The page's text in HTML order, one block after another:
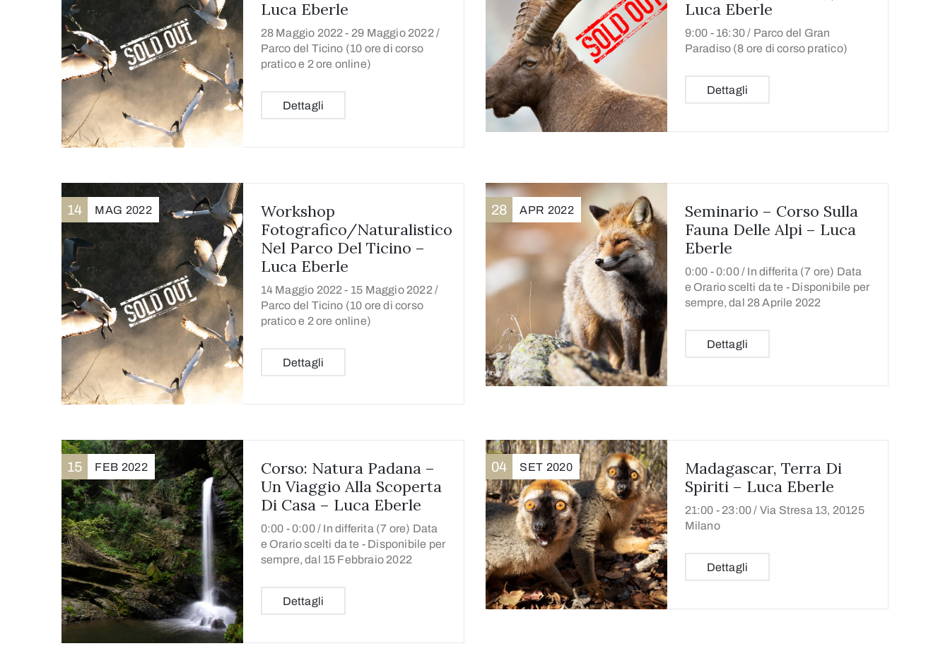
Luca Eberle
28 Maggio 2022 - 29 Maggio 2022 /
Parco del Ticino (10 ore di corso
pratico e 2 ore online)
Dettagli
Luca Eberle
9:00 - 16:30 / Parco del Gran
Paradiso (8 ore di corso pratico)
Dettagli
14 MAG 2022
Workshop
Fotografico/naturalistico
Nel Parco Del Ticino –
Luca Eberle
14 Maggio 2022 - 15 Maggio 2022 /
Parco del Ticino (10 ore di corso
pratico e 2 ore online)
Dettagli
28 APR 2022
Seminario – Corso Sulla
Fauna Delle Alpi – Luca
Eberle
0:00 -0:00 / In differita (7 ore) Data
e Orario scelti da te - Disponibile per
sempre, dal 28 Aprile 2022
Dettagli
15 FEB 2022
Corso: Natura Padana –
Un Viaggio Alla Scoperta
Di Casa – Luca Eberle
0:00 -0:00 / In differita (7 ore) Data
e Orario scelti da te - Disponibile per
sempre, dal 15 Febbraio 2022
Dettagli
04 SET 2020
Madagascar, Terra Di
Spiriti – Luca Eberle
21:00 - 23:00 / Via Stresa 13, 20125
Milano
Dettagli